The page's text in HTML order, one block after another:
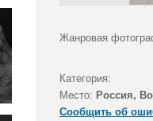
Жанровая
Категория:
Место: Россия,
Сообщить об